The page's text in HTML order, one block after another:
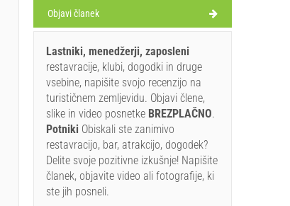
Objavi članek
Lastniki, menedžerji, zaposleni
restavracije, klubi, dogodki in druge
vsebine, napišite svojo recenzijo na
turističnem zemljevidu. Objavi člene,
slike in video posnetke BREZPLAČNO.
Potniki Obiskali ste zanimivo
restavracijo, bar, atrakcijo, dogodek?
Delite svoje pozitivne izkušnje! Napišite
članek, objavite video ali fotografije, ki
ste jih posneli.